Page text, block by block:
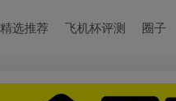
精选推荐 飞机杯评测 圈子